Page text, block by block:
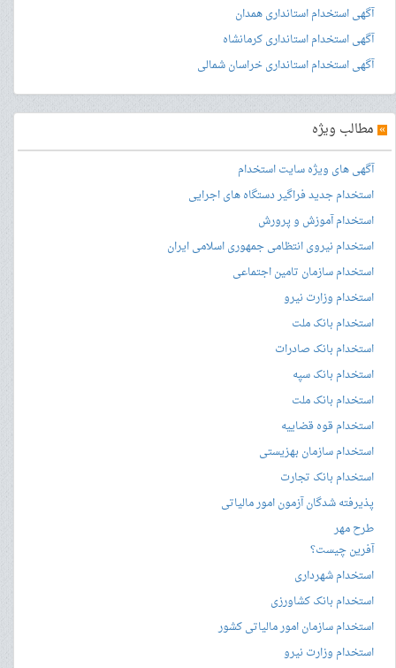
آگهی استخدام استانداری همدان
آگهی استخدام استانداری کرمانشاه
آگهی استخدام استانداری خراسان شمالی
» مطالب ویژه
آگهی های ویژه سایت استخدام
استخدام جدید فراگیر دستگاه های اجرایی
استخدام آموزش و پرورش
استخدام نیروی انتظامی جمهوری اسلامی ایران
استخدام سازمان تامین اجتماعی
استخدام وزارت نیرو
استخدام بانک ملت
استخدام بانک صادرات
استخدام بانک سپه
استخدام بانک ملت
استخدام قوه قضاییه
استخدام سازمان بهزیستی
استخدام بانک تجارت
پذیرفته شدگان آزمون امور مالیاتی
طرح مهر
آفرین چیست؟
استخدام شهرداری
استخدام بانک کشاورزی
استخدام سازمان امور مالیاتی کشور
استخدام وزارت نیرو